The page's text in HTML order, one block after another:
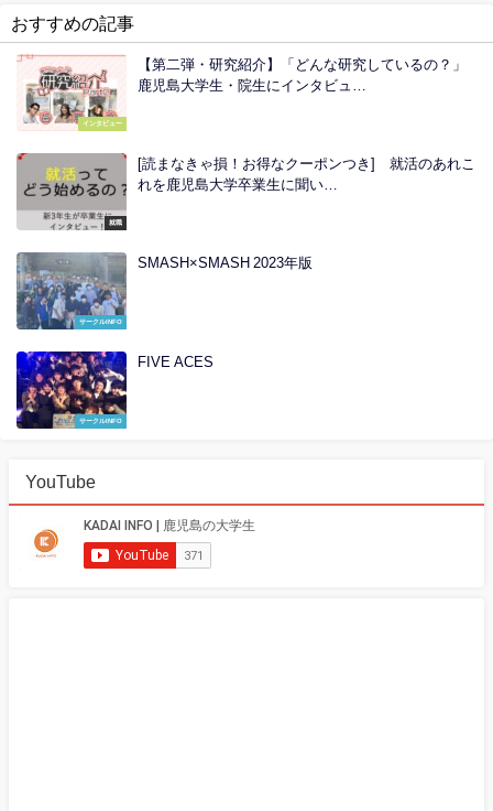
おすすめの記事
インタビュー
【第二弾・研究紹介】「どんな研究しているの？」
鹿児島大学生・院生にインタビュ…
就職
[読まなきゃ損！お得なクーポンつき] 就活のあれこ
れを鹿児島大学卒業生に聞い…
サークルINFO
SMASH×SMASH 2023年版
サークルINFO
FIVE ACES
YouTube